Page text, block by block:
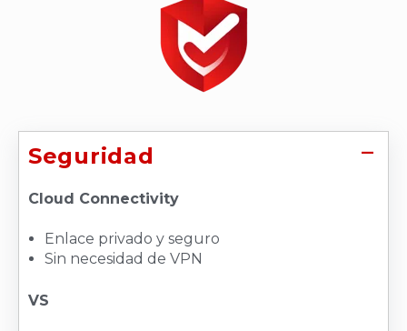
Seguridad
Cloud Connectivity
Enlace privado y seguro
Sin necesidad de VPN
VS